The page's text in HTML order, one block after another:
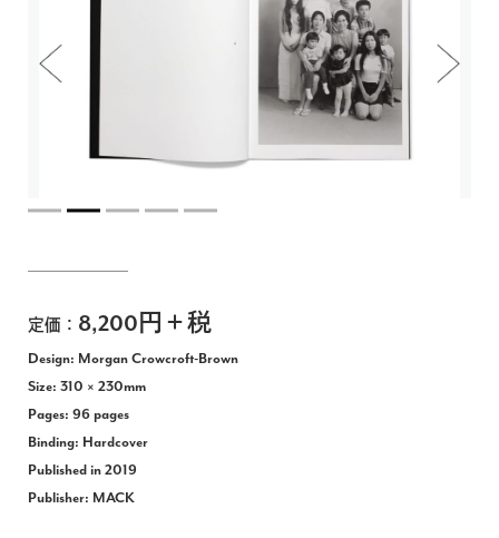
定価： 8,200円＋税
Design: Morgan Crowcroft-Brown
Size: 310 × 230mm
Pages: 96 pages
Binding: Hardcover
Published in 2019
Publisher: MACK